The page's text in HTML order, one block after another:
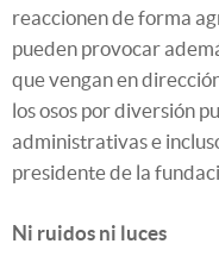
reaccionen de forma
pueden provocar
que vengan en
los osos por diversión
administrativas e
presidente de la
Ni ruidos ni luces